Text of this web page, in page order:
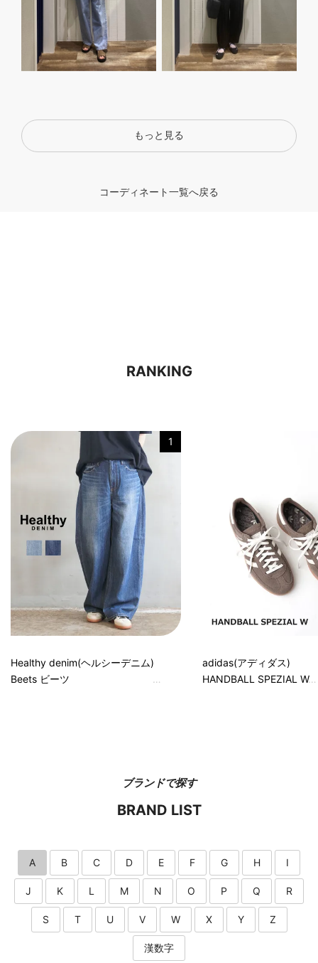
もっと見る
コーディネート一覧へ戻る
RANKING
1
Healthy denim(ヘルシーデニム)
Beets ビーツ
adidas(アディダス)
HANDBALL SPEZIAL W
ブランドで探す
BRAND LIST
A B C D E F G H I
J K L M N O P Q R
S T U V W X Y Z
漢数字